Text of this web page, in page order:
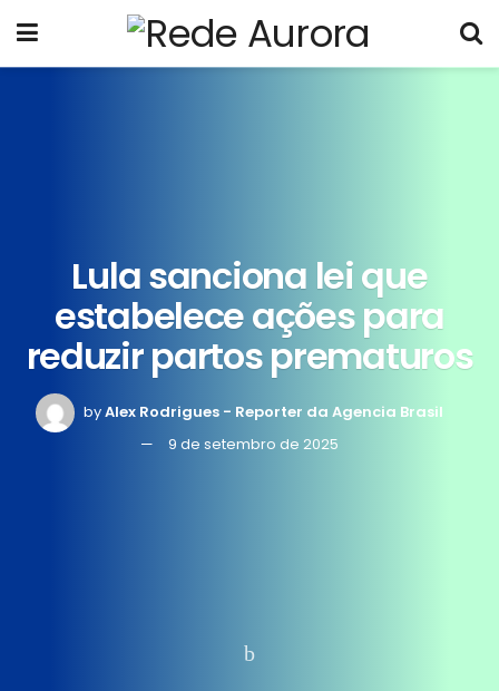
Lula sanciona lei que
estabelece ações para
reduzir partos prematuros
byAlex Rodrigues - Reporter da Agencia Brasil
9 de setembro de 2025